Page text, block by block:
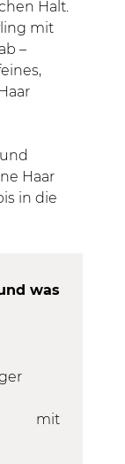
Halt.
mit
–
Haar
in die
was
mit